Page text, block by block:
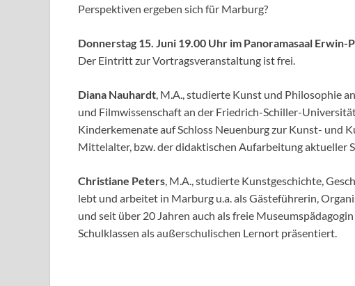
Perspektiven ergeben sich für Marburg?
Donnerstag 15. Juni 19.00 Uhr im Panoramasaal Erwin-
Der Eintritt zur Vortragsveranstaltung ist frei.
Diana Nauhardt, M.A., studierte Kunst und Philosophie
und Filmwissenschaft an der Friedrich-Schiller-
Kinderkemenate auf Schloss Neuenburg zur Kunst- und
Mittelalter, bzw. der didaktischen Aufarbeitung aktueller
Christiane Peters, M.A., studierte Kunstgeschichte,
lebt und arbeitet in Marburg u.a. als Gästeführerin,
und seit über 20 Jahren auch alsfreie
Schulklassen als außerschulischen Lernort präsentiert.